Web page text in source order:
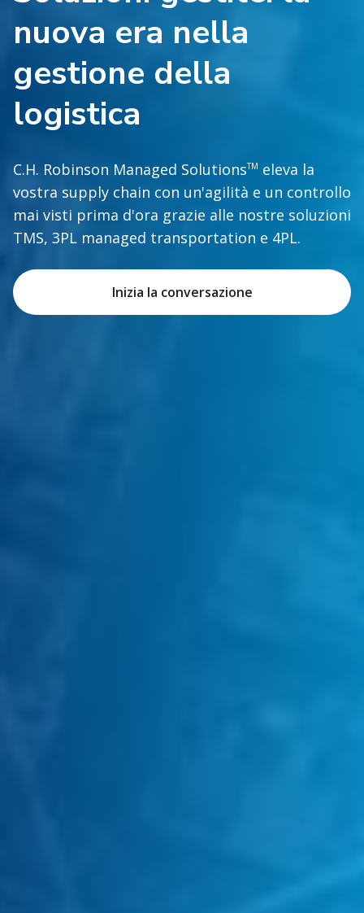
nuova era nella
gestione della
logistica
C.H. Robinson Managed SolutionsTM eleva la
vostra supply chain con un'agilità e un controllo
mai visti prima d'ora grazie alle nostre soluzioni
TMS, 3PL managed transportation e 4PL.
Inizia la conversazione